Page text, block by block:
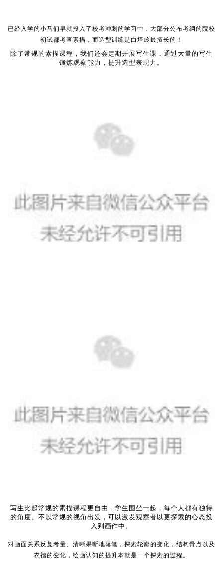
已经入学的小马们早就投入了校考冲刺的学习中，大部分公布考纲的院校
初试都考查素描，而造型训练是白塔岭最擅长的！
除了常规的素描课程，我们还会定期开展写生课，通过大量的写生
锻炼观察能力，提升造型表现力。
写生比起常规的素描课程更自由，学生围坐一起，每个人都有独特
的角度。不以常规的视角出发，可以激发观察者以更探索的心态投
入到画作中。
对画面关系反复考量、清晰果断地落笔，探索轮廓的变化，结构骨点以及
衣褶的变化，绘画认知的提升本就是一个探索的过程。